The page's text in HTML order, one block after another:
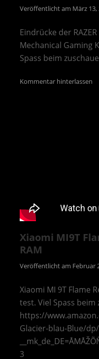
Veröffentlicht am März 13,
Eindrücke der
Mechanical Gaming
Spass beim
Kommentar hinterlassen
Xiaomi MI9T
RAM
Veröffentlicht am Februar
Xiaomi MI 9T Flame
test. Viel Spass
https://
Glacier-blau-Blue/dp/
3